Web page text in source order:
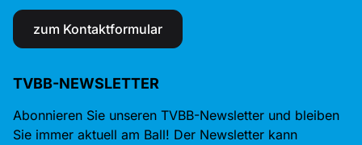
zum Kontaktformular
TVBB-NEWSLETTER
Abonnieren Sie unseren TVBB-Newsletter und bleiben
Sie immer aktuell am Ball! Der Newsletter kann